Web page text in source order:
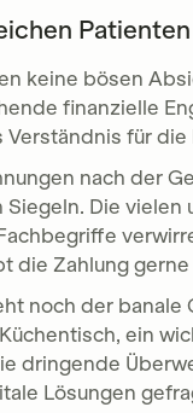
keine bösen
finanzielle
Verständnis für
nach der
Siegeln. Die
die Zahlung gerne
noch der banale
ein
dringende
Lösungen